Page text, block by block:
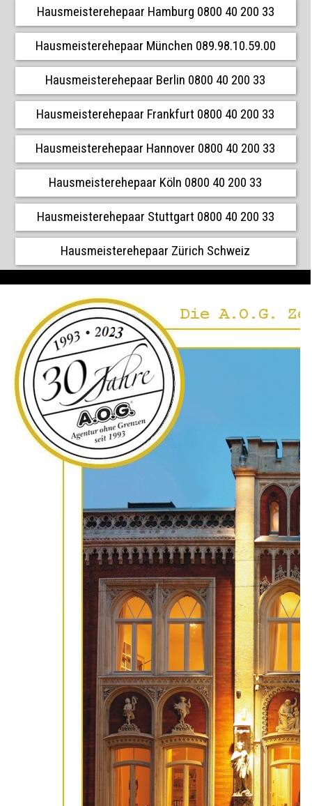
Hausmeisterehepaar Hamburg 0800 40 200 33
Hausmeisterehepaar München 089.98.10.59.00
Hausmeisterehepaar Berlin 0800 40 200 33
Hausmeisterehepaar Frankfurt 0800 40 200 33
Hausmeisterehepaar Hannover 0800 40 200 33
Hausmeisterehepaar Köln 0800 40 200 33
Hausmeisterehepaar Stuttgart 0800 40 200 33
Hausmeisterehepaar Zürich Schweiz